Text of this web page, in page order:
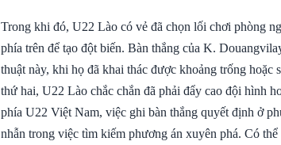
Trong khi đó, U22 Lào có vẻ đã chọn lối chơi phòng
phía trên để tạo đột biến. Bàn thắng của K.
thuật này, khi họ đã khai thác được khoảng trống
thứ hai, U22 Lào chắc chắn đã phải đẩy cao đội hình
phía U22 Việt Nam, việc ghi bàn thắng quyết định ở
nhẫn trong việc tìm kiếm phương án xuyên phá. Có